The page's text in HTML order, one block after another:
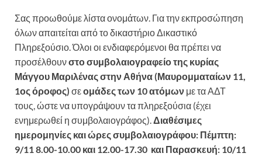
Σας προωθούμε λίστα ονομάτων. Για την εκπροσώπηση
όλων απαιτείται από το δικαστήριο Δικαστικό
Πληρεξούσιο. Όλοι οι ενδιαφερόμενοι θα πρέπει να
προσέλθουνστο συμβολαιογραφείο της κυρίας
Μάγγου Μαριλένας στην Αθήνα (Μαυρομματαίων 11,
1ος όροφος) σεομάδες των 10 ατόμων με τα ΑΔΤ
τους, ώστε να υπογράψουν τα πληρεξούσια (έχει
ενημερωθεί η συμβολαιογράφος).Διαθέσιμες
ημερομηνίες και ώρες συμβολαιογράφου: Πέμπτη:
9/11 8.00-10.00 και 12.00-17.30 και Παρασκευή: 10/11